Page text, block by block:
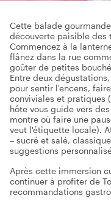
Cette balade
découverte paisible des
Commencez à la
flânez dans la rue
goûter de petites
Entre deux
pour sentir l'encens,
conviviales et pratiques
hôte vous guide vers
montre où faire une
veut l'étiquette locale).
– sucré et salé,
suggestions
Après cette immersion
continuer à profiter de
recommandations